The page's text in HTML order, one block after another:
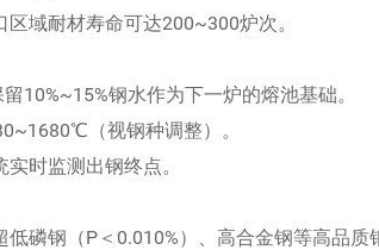
域耐材寿命可达200~300炉次。
10%~15%钢水作为下一炉的熔池基础。
（视钢种调整）。
时监测出钢终点。
磷钢（P＜0.010%）、高合金钢等高品质